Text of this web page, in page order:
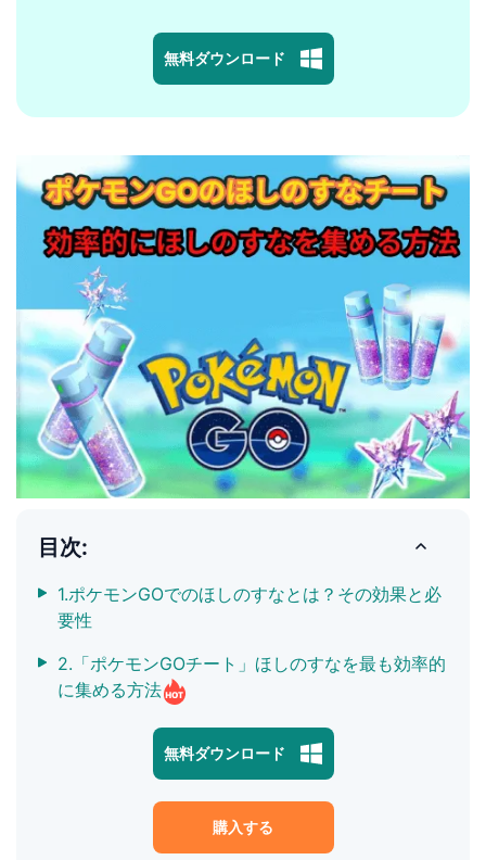
無料ダウンロード
目次:
1.ポケモンGOでのほしのすなとは？その効果と必
要性
2.「ポケモンGOチート」ほしのすなを最も効率的
に集める方法
無料ダウンロード
購入する